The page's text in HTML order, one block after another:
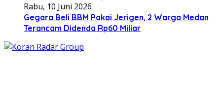
Rabu, 10 Juni 2026
Gegara Beli BBM Pakai Jerigen, 2 Warga Medan
Terancam Didenda Rp60 Miliar